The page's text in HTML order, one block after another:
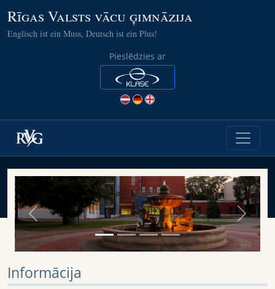
Rīgas Valsts vācu ģimnāzija
Englisch ist ein Muss, Deutsch ist ein Plus!
Pieslēdzies ar
Previous Next
Informācija